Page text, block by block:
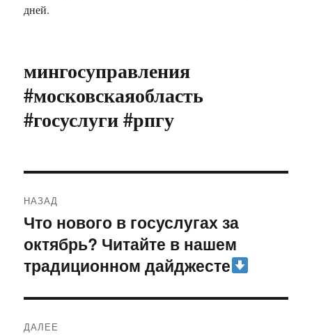
дней.
мингосуправления
#московскаяобласть
#госуслуги #рпгу
по
записям
НАЗАД
Предыдущая
запись:
Что нового в госуслугах за
октябрь? Читайте в нашем
традиционном дайджесте
ДАЛЕЕ